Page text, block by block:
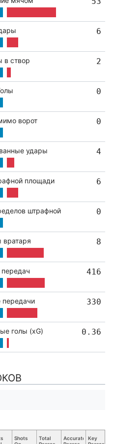
6
в створ 2
0
ворот 0
удары 4
площади 6
штрафной 0
вратаря 8
передач 416
передачи 330
голы (xG) 0.36
Shots
Total
Accurate
Key